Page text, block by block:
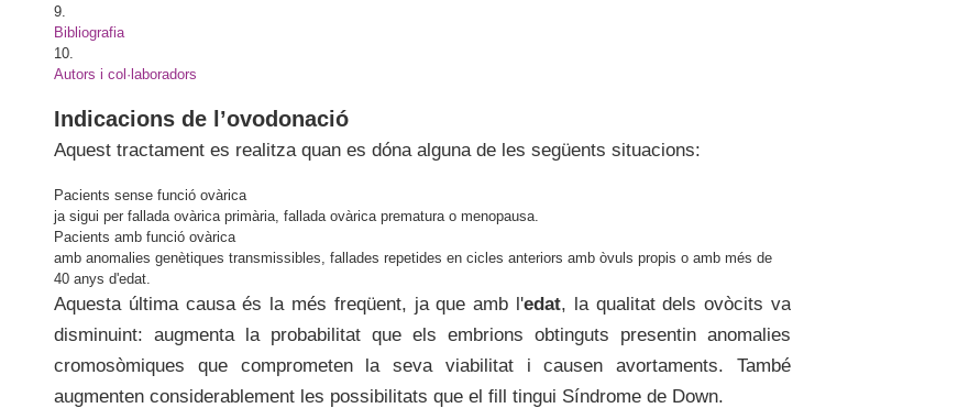
9.
Bibliografia
10.
Autors i col·laboradors
Indicacions de l’ovodonació
Aquest tractament es realitza quan es dóna alguna de les següents situacions:
Pacients sense funció ovàrica
ja sigui per fallada ovàrica primària, fallada ovàrica prematura o menopausa.
Pacients amb funció ovàrica
amb anomalies genètiques transmissibles, fallades repetides en cicles anteriors amb òvuls propis o amb més de
40 anys d'edat.
Aquesta última causa és la més freqüent, ja que amb l'edat, la qualitat dels ovòcits va
disminuint: augmenta la probabilitat que els embrions obtinguts presentin anomalies
cromosòmiques que comprometen la seva viabilitat i causen avortaments. També
augmenten considerablement les possibilitats que el fill tingui Síndrome de Down.